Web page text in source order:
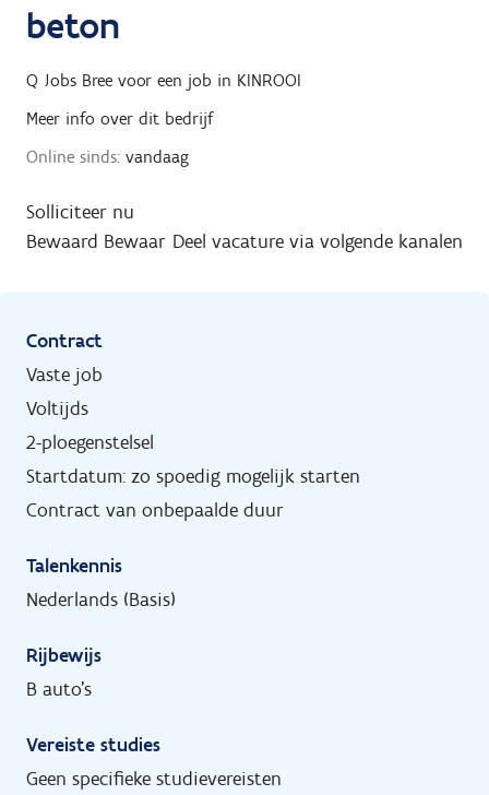
beton
Q Jobs Bree voor een job in KINROOI
Meer info over dit bedrijf
Online sinds: vandaag
Solliciteer nu
Bewaard Bewaar Deel vacature via volgende kanalen
Contract
Vaste job
Voltijds
2-ploegenstelsel
Startdatum: zo spoedig mogelijk starten
Contract van onbepaalde duur
Talenkennis
Nederlands (Basis)
Rijbewijs
B auto's
Vereiste studies
Geen specifieke studievereisten